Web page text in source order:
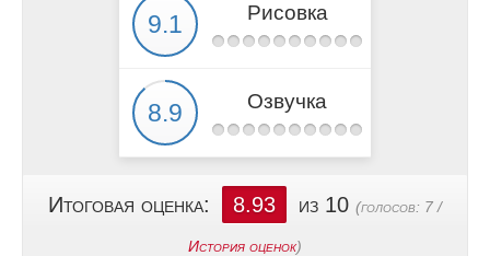
Рисовка
Озвучка
Итоговая оценка: 8.93 из 10 (голосов: 7 /
История оценок)